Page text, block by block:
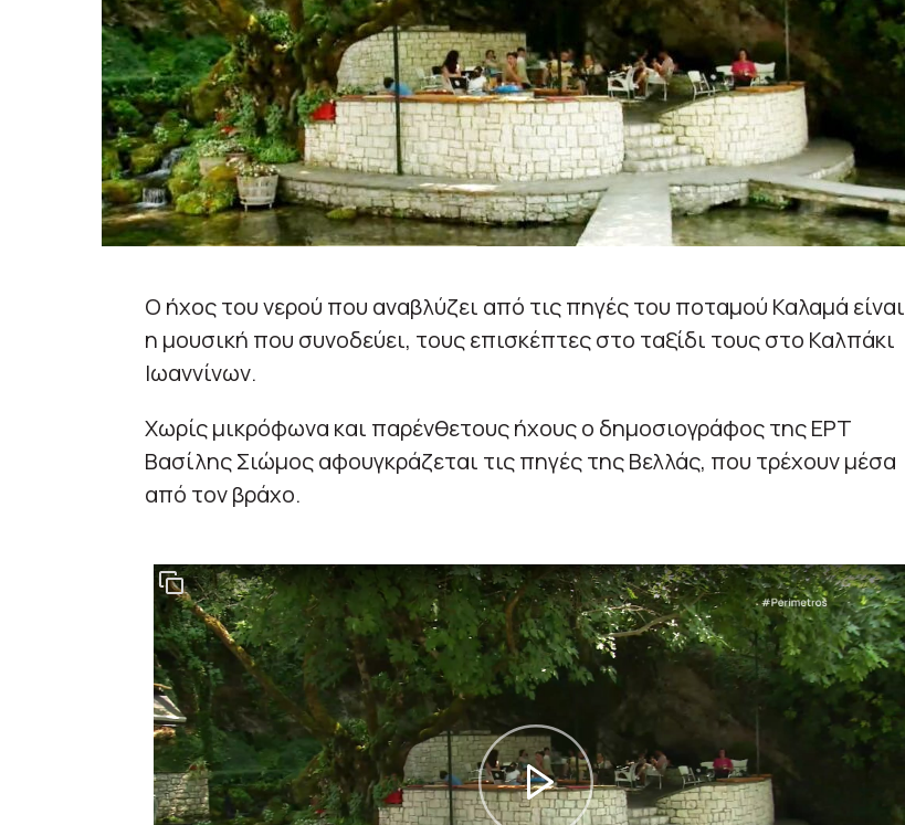
Ο ήχος του νερού που αναβλύζει από τις πηγές του ποταμού Καλαμά είναι
η μουσική που συνοδεύει, τους επισκέπτες στο ταξίδι τους στο Καλπάκι
Ιωαννίνων.
Χωρίς μικρόφωνα και παρένθετους ήχους ο δημοσιογράφος της ΕΡΤ
Βασίλης Σιώμος αφουγκράζεται τις πηγές της Βελλάς, που τρέχουν μέσα
από τον βράχο.